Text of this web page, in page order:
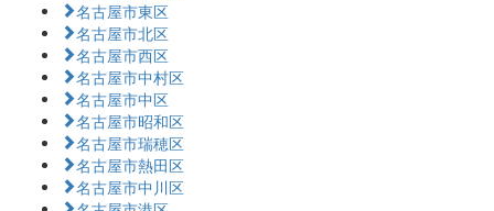
名古屋市東区
名古屋市北区
名古屋市西区
名古屋市中村区
名古屋市中区
名古屋市昭和区
名古屋市瑞穂区
名古屋市熱田区
名古屋市中川区